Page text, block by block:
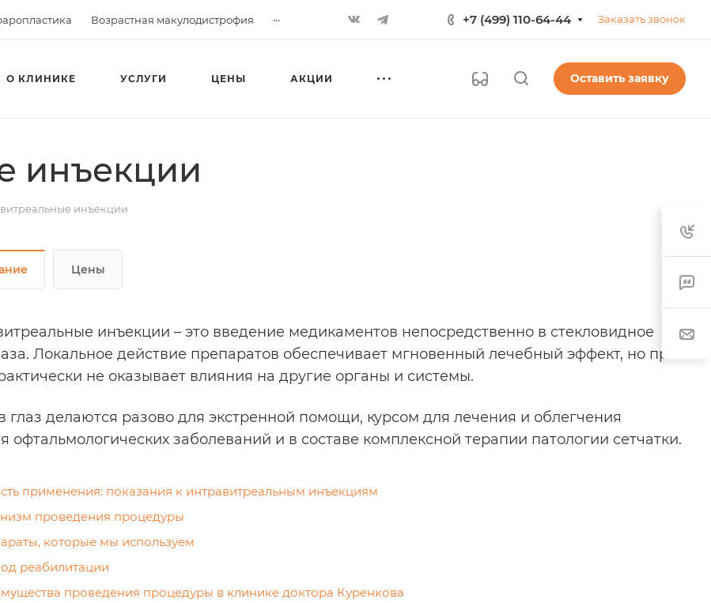
Возрастная макулодистрофия ... +7 (499) 110-64-44 Заказать звонок
О КЛИНИКЕ УСЛУГИ ЦЕНЫ АКЦИИ Оставить заявку
инъекции
инъекции
Цены
инъекции – это введение медикаментов непосредственно в стекловидное
Локальное действие препаратов обеспечивает мгновенный лечебный эффект, но при
не оказывает влияния на другие органы и системы.
глаз делаются разово для экстренной помощи, курсом для лечения и облегчения
офтальмологических заболеваний и в составе комплексной терапии патологии сетчатки.
применения: показания к интравитреальным инъекциям
проведения процедуры
которые мы используем
реабилитации
проведения процедуры в клинике доктора Куренкова